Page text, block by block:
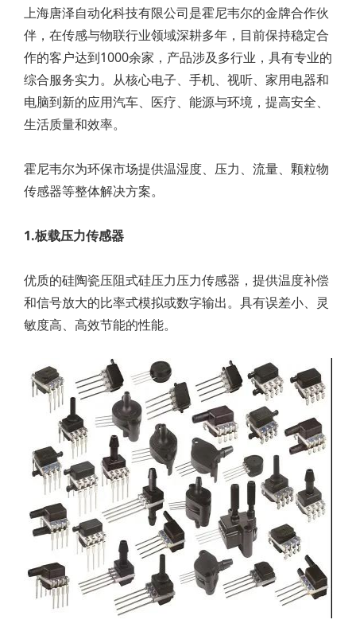
上海唐泽自动化科技有限公司是霍尼韦尔的金牌合作伙
伴，在传感与物联行业领域深耕多年，目前保持稳定合
作的客户达到1000余家，产品涉及多行业，具有专业的
综合服务实力。从核心电子、手机、视听、家用电器和
电脑到新的应用汽车、医疗、能源与环境，提高安全、
生活质量和效率。
霍尼韦尔为环保市场提供温湿度、压力、流量、颗粒物
传感器等整体解决方案。
1.板载压力传感器
优质的硅陶瓷压阻式硅压力压力传感器，提供温度补偿
和信号放大的比率式模拟或数字输出。具有误差小、灵
敏度高、高效节能的性能。